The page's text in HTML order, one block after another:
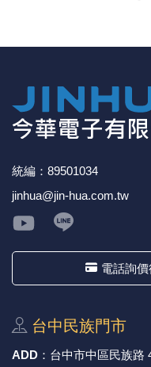
統編：89501034
jinhua@jin-hua.com.tw
電話詢
台中⺠族⾨市
ADD ： 台中市中區⺠族路